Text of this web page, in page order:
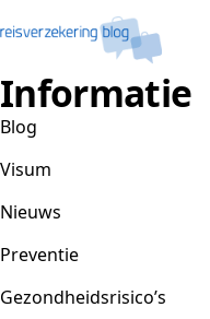
Informatie
Blog
Visum
Nieuws
Preventie
Gezondheidsrisico’s